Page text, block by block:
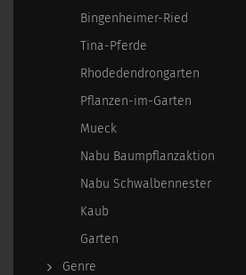
Bingenheimer-Ried
Tina-Pferde
Rhodedendrongarten
Pflanzen-im-Garten
Mueck
Nabu Baumpflanzaktion
Nabu Schwalbennester
Kaub
Garten
Genre